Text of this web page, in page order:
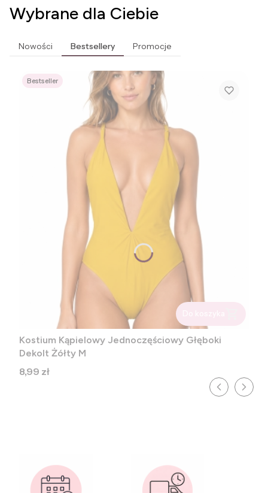
Wybrane dla Ciebie
Nowości Bestsellery Promocje
Bestseller
Kostium Kąpielowy Jednoczęściowy Głęboki
Dekolt Żółty M
Cena
8,99 zł